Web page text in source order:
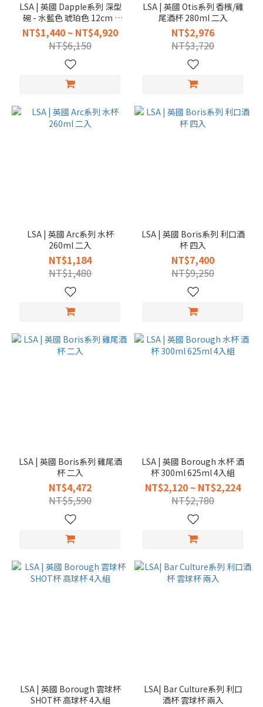
LSA | 英國 Dapple系列 深型
碗 - 水藍色 琥珀色 12cm /
22.5cm
NT$1,440 ~ NT$4,920
NT$6,150
LSA | 英國 Otis系列 香檳/雞
尾酒杯 280ml 二入
NT$2,976
NT$3,720
LSA | 英國 Arc系列 水杯
260ml 二入
NT$1,184
NT$1,480
LSA | 英國 Boris系列 利口酒
杯 四入
NT$7,400
NT$9,250
LSA | 英國 Boris系列 雞尾酒
杯 二入
NT$4,472
NT$5,590
LSA | 英國 Borough 水杯 酒
杯 300ml 625ml 4入組
NT$2,120 ~ NT$2,224
NT$2,780
LSA | 英國 Borough 雲球杯
SHOT杯 高球杯 4入組
LSA| Bar Culture系列 利口
酒杯 雲球杯 兩入